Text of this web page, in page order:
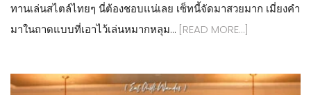
ทานเล่นสไตล์ไทยๆ นี่ต้องชอบแน่เลย เซ็ทนี้จัดมาสวยมาก เมี่ยงคำ
มาในถาดแบบที่เอาไว้เล่นหมากหลุม… [READ MORE…]